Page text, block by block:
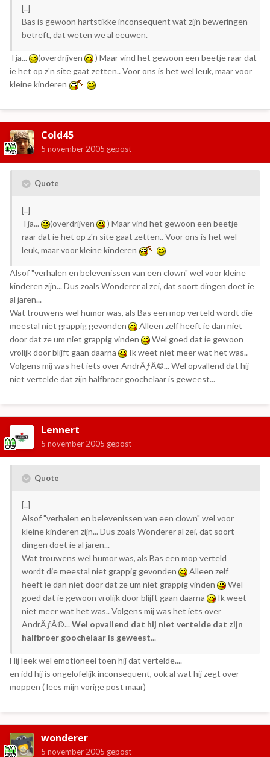
[..]
Bas is gewoon hartstikke inconsequent wat zijn beweringen
betreft, dat weten we al eeuwen.
Tja... (overdrijven ) Maar vind het gewoon een beetje raar dat
ie het op z'n site gaat zetten.. Voor ons is het wel leuk, maar voor
kleine kinderen
Cold45
5 november 2005 gepost
Quote
[..]
Tja...
(overdrijven ) Maar vind het gewoon een beetje
raar dat ie het op z'n site gaat zetten.. Voor ons is het wel
leuk, maar voor kleine kinderen
Alsof "verhalen en belevenissen van een clown" wel voor kleine
kinderen zijn... Dus zoals Wonderer al zei, dat soort dingen doet ie
al jaren...
Wat trouwens wel humor was, als Bas een mop verteld wordt die
meestal niet grappig gevonden
Alleen zelf heeft ie dan niet
door dat ze um niet grappig vinden
Wel goed dat ie gewoon
vrolijk door blijft gaan daarna
Ik weet niet meer wat het was..
Volgens mij was het iets over AndrÃƒÂ©... Wel opvallend dat hij
niet vertelde dat zijn halfbroer goochelaar is geweest...
Lennert
5 november 2005 gepost
Quote
[..]
Alsof "verhalen en belevenissen van een clown" wel voor
kleine kinderen zijn... Dus zoals Wonderer al zei, dat soort
dingen doet ie al jaren...
Wat trouwens wel humor was, als Bas een mop verteld
wordt die meestal niet grappig gevonden
Alleen zelf
heeft ie dan niet door dat ze um niet grappig vinden
Wel
goed dat ie gewoon vrolijk door blijft gaan daarna
Ik weet
niet meer wat het was.. Volgens mij was het iets over
AndrÃƒÂ©... Wel opvallend dat hij niet vertelde dat zijn
halfbroer goochelaar is geweest...
Hij leek wel emotioneel toen hij dat vertelde....
en idd hij is ongelofelijk inconsequent, ook al wat hij zegt over
moppen ( lees mijn vorige post maar)
wonderer
5 november 2005 gepost